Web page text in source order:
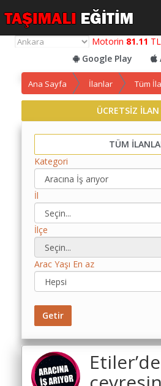
Motorin 81.11
Google Play
Yol
Maliyet
Yemek
Maliyet
Hesaplama
Kredili
Maliyet
Hesaplama
Maliyet
Hesaplama
Şartname
Karşılaştırma
Robotu
Ana Sayfa İlanlar Tüm
ÜCRETSİZ İLAN
TÜM
Kategori
İl
İlçe
Arac Yaşı En az
Getir